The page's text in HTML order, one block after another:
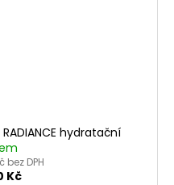
hydratační
bez DPH
Kč